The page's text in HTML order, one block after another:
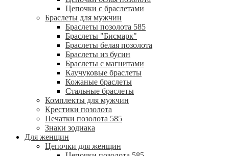
Цепочки с браслетами
Браслеты для мужчин
Браслеты позолота 585
Браслеты "Бисмарк"
Браслеты белая позолота
Браслеты из бусин
Браслеты с магнитами
Каучуковые браслеты
Кожаные браслеты
Стальные браслеты
Комплекты для мужчин
Крестики позолота
Печатки позолота 585
Знаки зодиака
Для женщин
Цепочки для женщин